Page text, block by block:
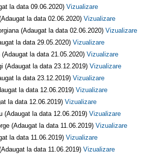
la data 09.06.2020) Vizualizare
la data 02.06.2020) Vizualizare
(Adaugat la data 02.06.2020) Vizualizare
la data 29.05.2020) Vizualizare
la data 21.05.2020) Vizualizare
(Adaugat la data 23.12.2019) Vizualizare
la data 23.12.2019) Vizualizare
la data 12.06.2019) Vizualizare
la data 12.06.2019) Vizualizare
(Adaugat la data 12.06.2019) Vizualizare
(Adaugat la data 11.06.2019) Vizualizare
la data 11.06.2019) Vizualizare
la data 11.06.2019) Vizualizare